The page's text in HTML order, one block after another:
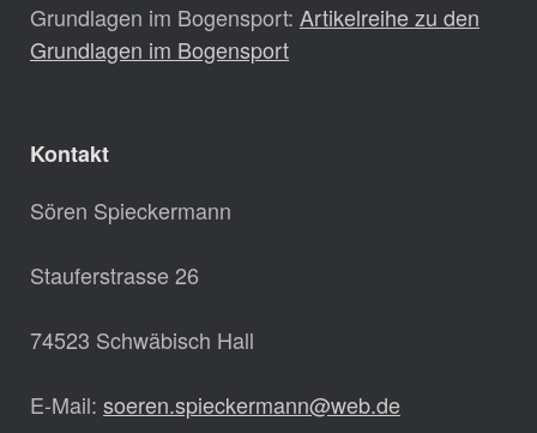
Grundlagen im Bogensport: Artikelreihe zu den
Grundlagen im Bogensport
Kontakt
Sören Spieckermann
Stauferstrasse 26
74523 Schwäbisch Hall
E-Mail: soeren.spieckermann@web.de